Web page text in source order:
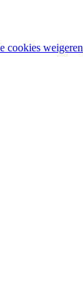
cookies weigeren